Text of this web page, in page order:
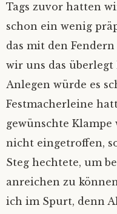
Tags zuvor hatten
schon ein wenig
das mit den
wir uns das
Anlegen würde es
Festmacherleine
gewünschte
nicht eingetroffen,
Steg hechtete, um
anreichen zu
ich im Spurt, denn